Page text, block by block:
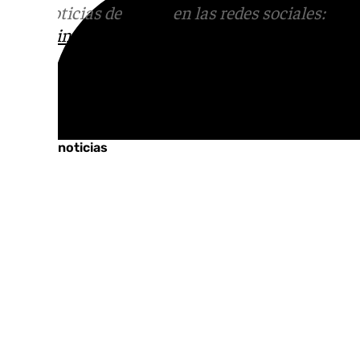
Más noticias de en las redes sociales:
informativos@101tv.es
Últimas noticias